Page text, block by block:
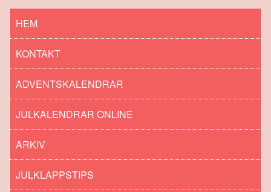
HEM
KONTAKT
ADVENTSKALENDRAR
JULKALENDRAR ONLINE
ARKIV
JULKLAPPSTIPS